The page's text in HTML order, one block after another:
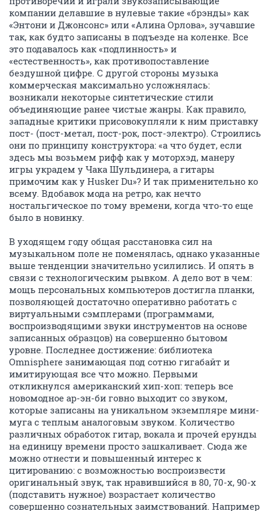
компании делавшие в нулевые такие «брэнды» как
«Энтони и Джонсонс» или «Алина Орлова», зучавшие
так, как будто записаны в подъезде на коленке. Все
это подавалось как «подлинность» и
«естественность», как противопоставление
бездушной цифре. С другой стороны музыка
коммерческая максимально усложнялась:
возникали некоторые синтетические стили
объединяющие ранее чистые жанры. Как правило,
западные критики присовокупляли к ним приставку
пост- (пост-метал, пост-рок, пост-электро). Строились
они по принципу конструктора: «а что будет, если
здесь мы возьмем рифф как у моторхэд, манеру
игры украдем у Чака Шульдинера, а гитары
примочим как у Husker Du»? И так применительно ко
всему. Вдобавок мода на ретро, как нечто
ностальгическое по тому времени, когда что-то еще
было в новинку.
В уходящем году общая расстановка сил на
музыкальном поле не поменялась, однако указанные
выше тенденции значительно усилились. И опять в
связи с технологическим рывком. А дело вот в чем:
мощь персональных компьютеров достигла планки,
позволяющей достаточно оперативно работать с
виртуальными сэмплерами (программами,
воспроизводящими звуки инструментов на основе
записанных образцов) на совершенно бытовом
уровне. Последнее достижение: библиотека
Omnisphere занимающая под сотню гигабайт и
имитирующая все что можно. Первыми
откликнулся американский хип-хоп: теперь все
новомодное ар-эн-би говно выходит со звуком,
которые записаны на уникальном экземпляре мини-
муга с теплым аналоговым звуком. Количество
различных обработок гитар, вокала и прочей ерунды
на единицу времени просто зашкаливает. Сюда же
можно отнести и повышенный интерес к
цитированию: с возможностью воспроизвести
оригинальный звук, так нравившийся в 80, 70-х, 90-х
(подставить нужное) возрастает количество
совершенно сознательных заимствований. Например